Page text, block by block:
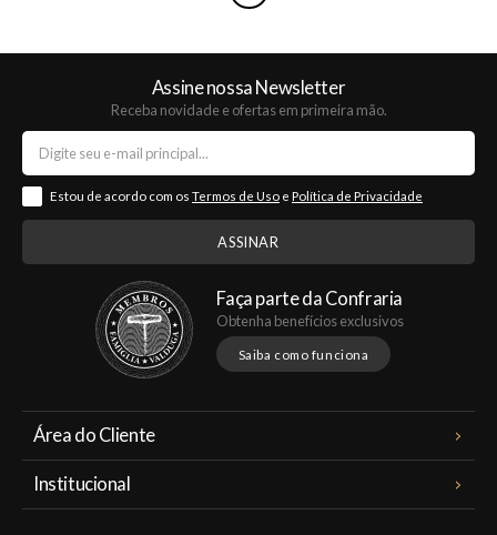
Assine nossa Newsletter
Receba novidade e ofertas em primeira mão.
Estou de acordo com os Termos de Uso e Política de Privacidade
Faça parte da Confraria
Obtenha benefícios exclusivos
Saiba como funciona
Área do Cliente
Institucional